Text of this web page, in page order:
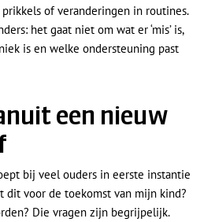
of veranderingen in routines.
het gaat niet om wat er ‘mis’ is,
is en welke ondersteuning past
een nieuw
bij veel ouders in eerste instantie
dit voor de toekomst van mijn kind?
Die vragen zijn begrijpelijk.